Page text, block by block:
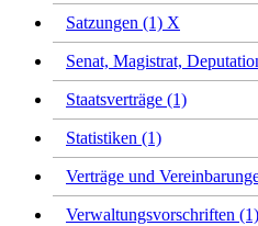
Satzungen (1) X
Senat, Magistrat,
Staatsverträge (1)
Statistiken (1)
Verträge und
Verwaltungsvorschriften (1)